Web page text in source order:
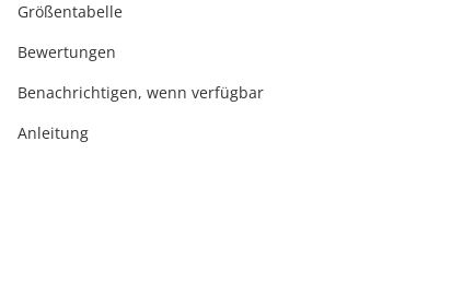
Größentabelle
Bewertungen
Benachrichtigen, wenn verfügbar
Anleitung